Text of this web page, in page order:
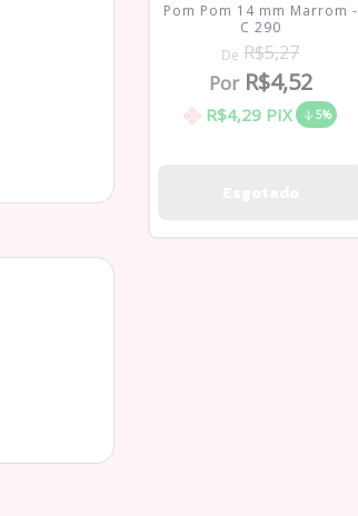
Pom Pom 14 mm Marrom -
C 290
De R$5,27
PorR$4,52
R$4,29 PIX 5%